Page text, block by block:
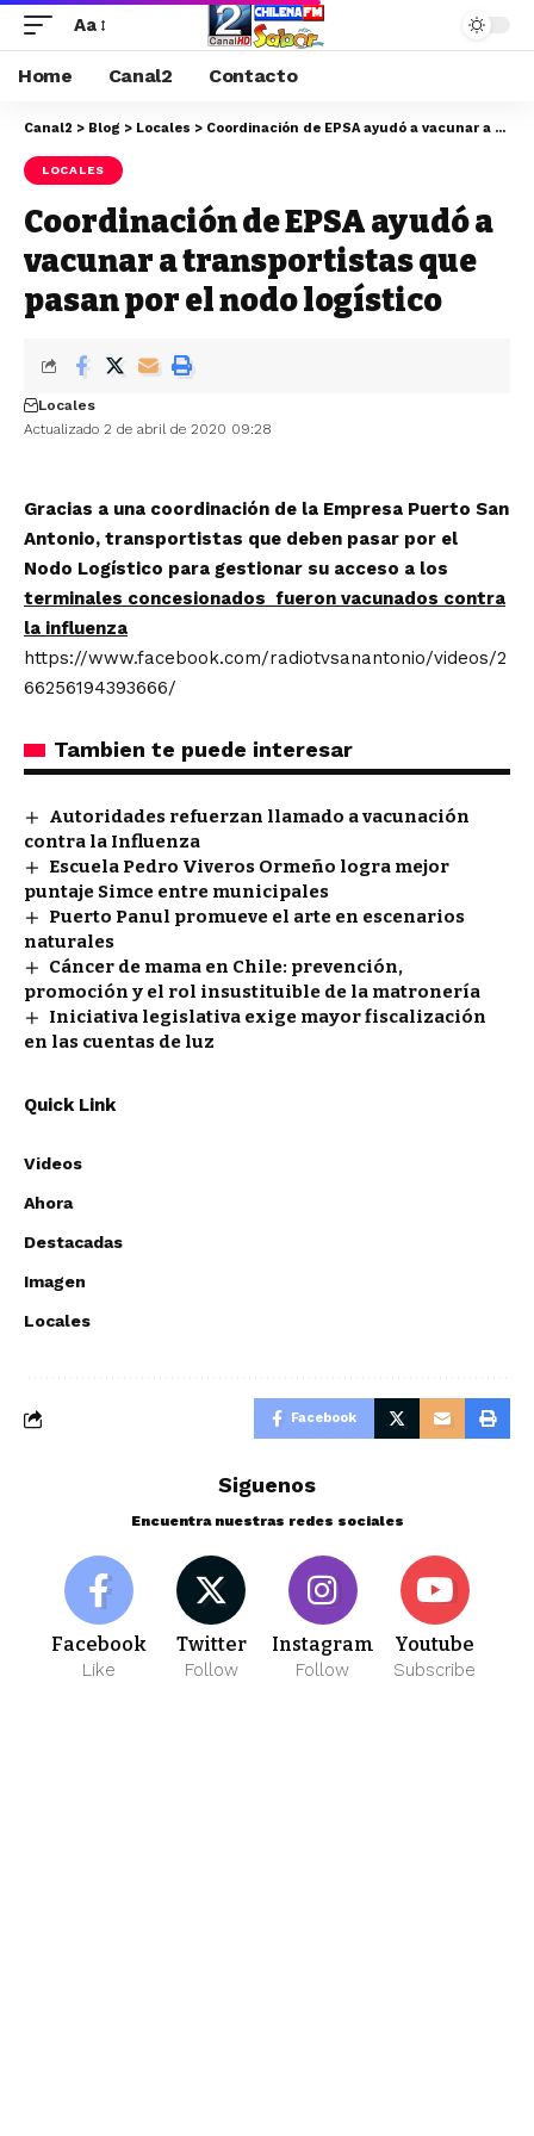
Aa
Home Canal2 Contacto
Canal2 > Blog > Locales > Coordinación de EPSA ayudó a vacunar a transportistas que pasan por el nodo logístico
LOCALES
Coordinación de EPSA ayudó a
vacunar a transportistas que
pasan por el nodo logístico
Actualizado 2 de abril de 2020 09:28
Locales
Gracias a una coordinación de la Empresa Puerto San
Antonio, transportistas que deben pasar por el
Nodo Logístico para gestionar su acceso a los
terminales concesionados fueron vacunados contra
la influenza
https://www.facebook.com/radiotvsanantonio/videos/2
66256194393666/
Tambien te puede interesar
Autoridades refuerzan llamado a vacunación
contra la Influenza
Escuela Pedro Viveros Ormeño logra mejor
puntaje Simce entre municipales
Puerto Panul promueve el arte en escenarios
naturales
Cáncer de mama en Chile: prevención,
promoción y el rol insustituible de la matronería
Iniciativa legislativa exige mayor fiscalización
en las cuentas de luz
Quick Link
Videos
Ahora
Destacadas
Imagen
Locales
Facebook
Siguenos
Encuentra nuestras redes sociales
Facebook
Like
Twitter
Follow
Instagram
Follow
Youtube
Subscribe